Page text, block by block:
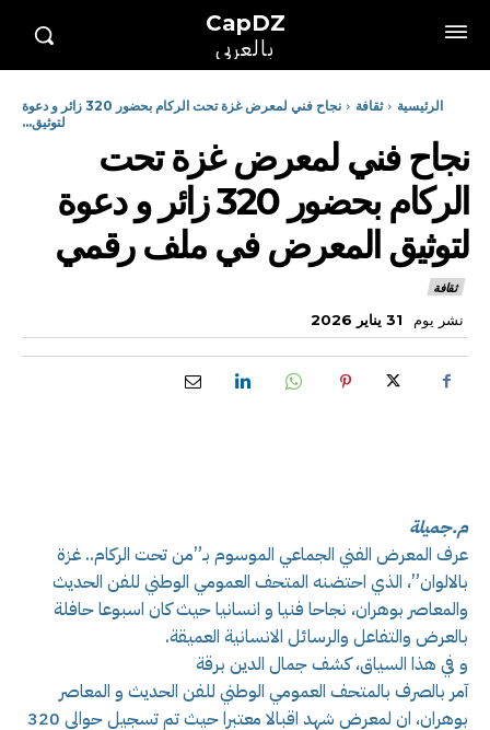
CapDZ
بالعربي
الرئيسية ثقافة
نجاح فني لمعرض غزة تحت الركام بحضور 320 زائر و دعوة
لتوثيق...
نجاح فني لمعرض غزة تحت
الركام بحضور 320 زائر و دعوة
لتوثيق المعرض في ملف رقمي
ثقافة
نشر يوم 31 يناير 2026
م.جميلة
عرف المعرض الفني الجماعي الموسوم بـ”من تحت الركام.. غزة
بالالوان”، الذي احتضنه المتحف العمومي الوطني للفن الحديث
والمعاصر بوهران، نجاحا فنيا و انسانيا حيث كان اسبوعا حافلة
بالعرض والتفاعل والرسائل الانسانية العميقة.
و في هذا السياق، كشف جمال الدين برقة
آمر بالصرف بالمتحف العمومي الوطني للفن الحديث و المعاصر
بوهران، ان لمعرض شهد اقبالا معتبرا حيث تم تسجيل حوالي 320